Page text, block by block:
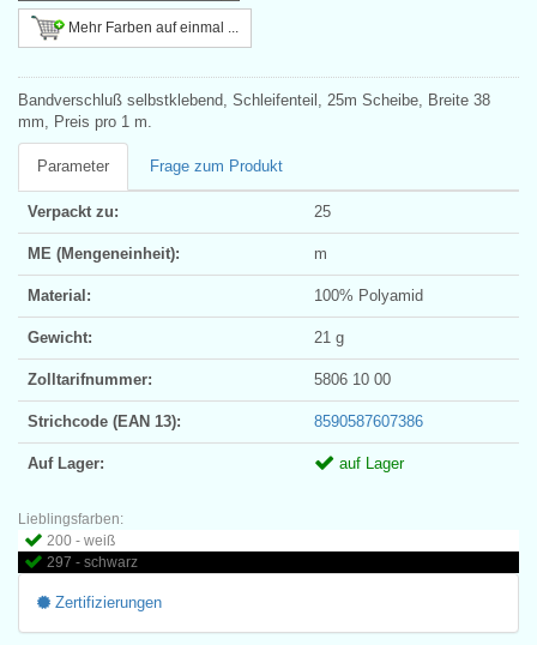
Mehr Farben auf einmal ...
Bandverschluß selbstklebend, Schleifenteil, 25m Scheibe, Breite 38
mm, Preis pro 1 m.
Parameter Frage zum Produkt
Verpackt zu: 25
ME (Mengeneinheit): m
Material: 100% Polyamid
Gewicht: 21 g
Zolltarifnummer: 5806 10 00
Strichcode (EAN 13): 8590587607386
Auf Lager: auf Lager
Lieblingsfarben:
200 - weiß
297 - schwarz
Zertifizierungen